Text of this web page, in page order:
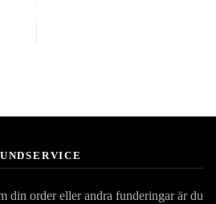
din order eller andra funderingar är du